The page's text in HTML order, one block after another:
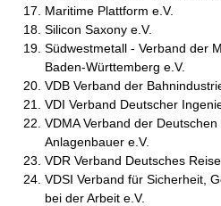
Maritime Plattform e.V.
Silicon Saxony e.V.
Südwestmetall - Verband der
Baden-Württemberg e.V.
VDB Verband der
VDI Verband Deutscher
VDMA Verband der
Anlagenbauer e.V.
VDR Verband Deutsches
VDSI Verband für Sicherheit,
bei der Arbeit e.V.